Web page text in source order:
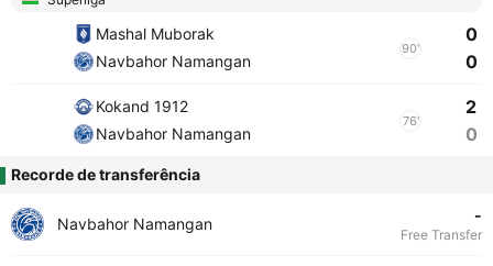
Mashal Muborak
Navbahor Namangan
90'
0
0
Kokand 1912
Navbahor Namangan
76'
2
0
Recorde de transferência
Navbahor Namangan -
Free Transfer